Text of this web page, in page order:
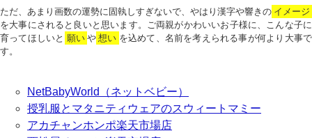
ただ、あまり画数の運勢に固執しすぎないで、やはり漢字や響きの イメージ
を大事にされると良いと思います。ご両親がかわいいお子様に、こんな子に
育ってほしいと 願い や 想い を込めて、名前を考えられる事が何より大事で
す。
NetBabyWorld（ネットベビー）
授乳服とマタニティウェアのスウィートマミー
アカチャンホンポ楽天市場店